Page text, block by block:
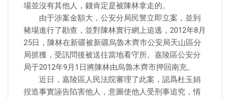
場並沒有其他人，錢肯定是被陳林拿走的。
由于涉案金額大，公安分局民警立即立案，並到
豬場進行了勘查，並對陳林實行網上追逃，2012年8月
25日，陳林在新疆被新疆烏魯木齊市公安局天山區分
局抓獲，受訊問後被送往當地看守所。嘉陵區公安分
局于2012年9月1日將陳林由烏魯木齊市押回南充。
近日，嘉陵區人民法院審理了此案，認爲杜玉娟
捏造事實誣告陷害他人，意圖使他人受刑事追究，情